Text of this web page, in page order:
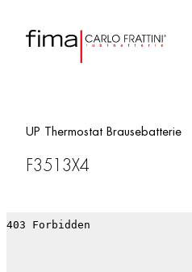
UP Thermostat Brausebatterie
F3513X4